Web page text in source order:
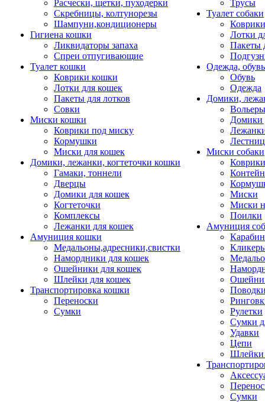
Расчески, щетки, пуходерки
Скребницы, колтунорезы
Шампуни,кондиционеры
Гигиена кошки
Ликвидаторы запаха
Спреи отпугивающие
Туалет кошки
Коврики кошки
Лотки для кошек
Пакеты для лотков
Совки
Миски кошки
Коврики под миску
Кормушки
Миски для кошек
Домики, лежанки, когтеточки кошки
Гамаки, тоннели
Дверцы
Домики для кошек
Когтеточки
Комплексы
Лежанки для кошек
Амуниция кошки
Медальоны,адресники,свистки
Намордники для кошек
Ошейники для кошек
Шлейки для кошек
Транспортировка кошки
Переноски
Сумки
Трусы
Туалет собаки
Коврики
Лотки
Пакеты
Одежда, обувь
Обувь
Одежда
Домики,
Домики
Миски собаки
Миски
Миски
Поилки
Амуниция
Рулетки
Сумки
Удавки
Цепи
Шлейки
Сумки